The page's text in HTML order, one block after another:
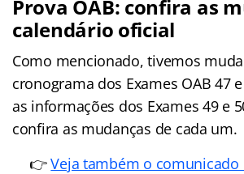
Prova OAB: confira as
calendário oficial
Como mencionado, tivemos
cronograma dos Exames OAB 47
as informações dos Exames 49 e
confira as mudanças de cada um.
👉Veja também o comunicado